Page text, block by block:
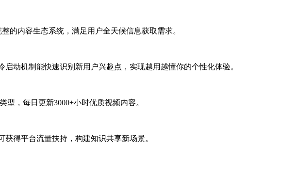
的内容生态系统，满足用户全天候信息获取需求。
动机制能快速识别新用户兴趣点，实现越用越懂你的个性化体验。
，每日更新3000+小时优质视频内容。
得平台流量扶持，构建知识共享新场景。